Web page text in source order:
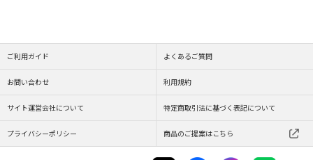
ご利用ガイド よくあるご質問
お問い合わせ 利用規約
サイト運営会社について 特定商取引法に基づく表記について
プライバシーポリシー 商品のご提案はこちら